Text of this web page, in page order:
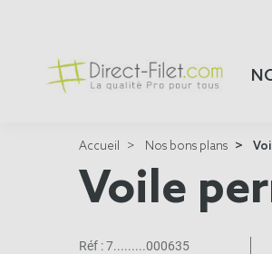
Accueil Nos bons plans
Voile
Réf :7.........000635